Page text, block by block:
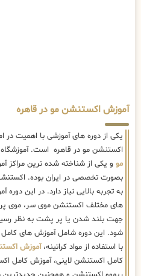
به تجربه بالایی نیاز دارد. در این
های مختلف اکستنشن موی سر، موی
جهت بلند شدن یا پر پشت به نظر
شود. این دوره شامل آموزش های کامل
با استفاده از مواد کراتینه،آموزش
کامل اکستنشن لاینی، آموزش کامل
ریموو اکستنشن و همچنین جدیدترین
آموزشی اکستنشن مو در قاهره ، نحوه
انتخاب بهترین روش اکستنشن با در
مشتری را می آموزند. هدف از برگزاری
کاربلد است که توانایی اعمال تمامی
قد و اندازه های مختلف را دارند.
در قاهره توانایی ورود به بازار کار